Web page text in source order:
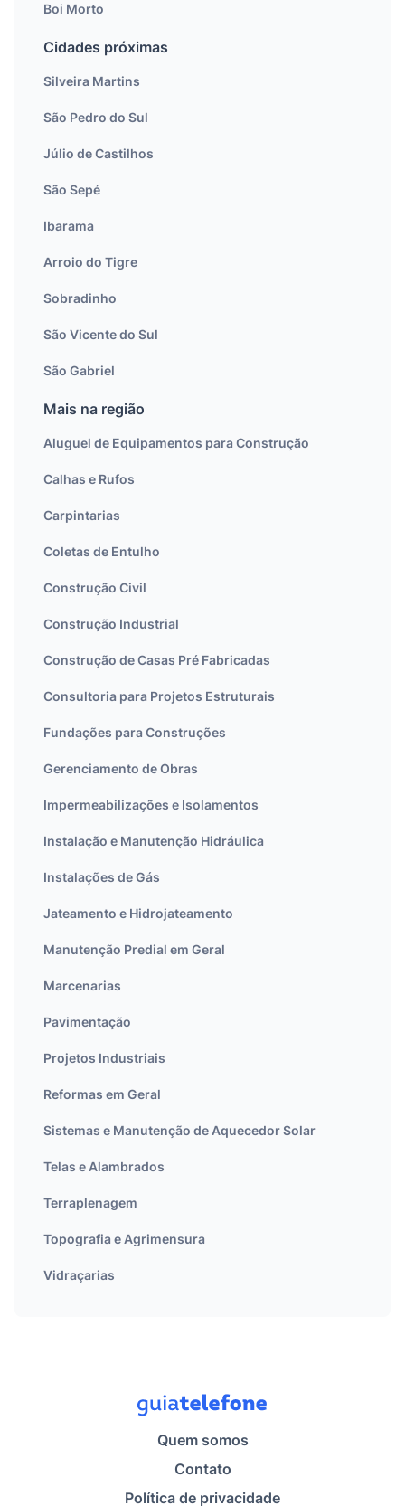
Boi Morto
Cidades próximas
Silveira Martins
São Pedro do Sul
Júlio de Castilhos
São Sepé
Ibarama
Arroio do Tigre
Sobradinho
São Vicente do Sul
São Gabriel
Mais na região
Aluguel de Equipamentos para Construção
Calhas e Rufos
Carpintarias
Coletas de Entulho
Construção Civil
Construção Industrial
Construção de Casas Pré Fabricadas
Consultoria para Projetos Estruturais
Fundações para Construções
Gerenciamento de Obras
Impermeabilizações e Isolamentos
Instalação e Manutenção Hidráulica
Instalações de Gás
Jateamento e Hidrojateamento
Manutenção Predial em Geral
Marcenarias
Pavimentação
Projetos Industriais
Reformas em Geral
Sistemas e Manutenção de Aquecedor Solar
Telas e Alambrados
Terraplenagem
Topografia e Agrimensura
Vidraçarias
Quem somos
Contato
Política de privacidade